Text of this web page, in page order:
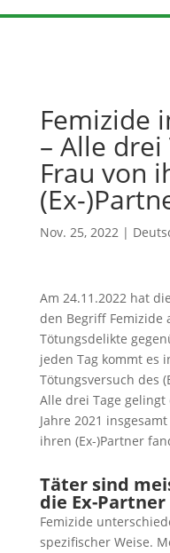
Femizide
– Alle
Frau von
(Ex-
Nov. 25, 2022|
Am 24.11.2022 hat
den Begriff Femizide
Tötungsdelikte
jeden Tag kommt es
Tötungsversuch des
Alle drei Tage
Jahre 2021
ihren (Ex-)Partner
Täter sind
die Ex-Partner
Femizide
spezifischer Weise.